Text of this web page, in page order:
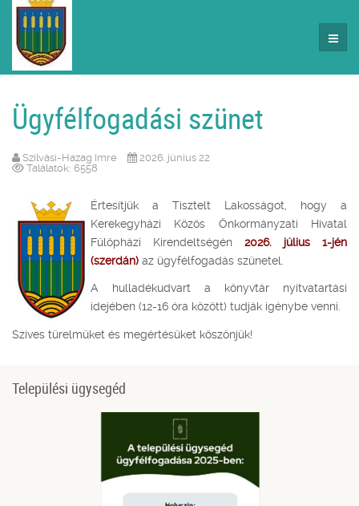
Ügyfélfogadási szünet
Szilvási-Hazag Imre
2026. június 22
Találatok: 6558
Értesítjük a Tisztelt Lakosságot, hogy a
Kerekegyházi Közös Önkormányzati Hivatal
Fülöpházi Kirendeltségén 2026. július 1-jén
(szerdán) az ügyfélfogadás szünetel.
A hulladékudvart a könyvtár nyitvatartási
idejében (12-16 óra között) tudják igénybe venni.
Szíves türelmüket és megértésüket köszönjük!
Települési ügysegéd